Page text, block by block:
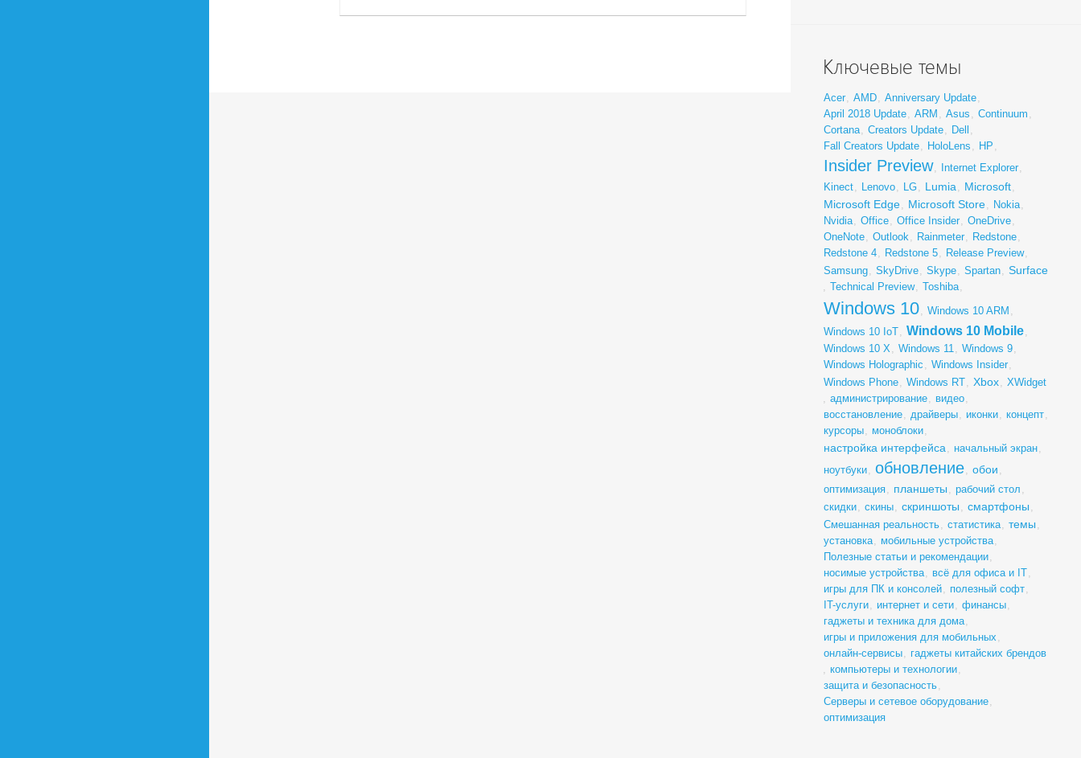
Ключевые темы
Acer, AMD, Anniversary Update,
April 2018 Update, ARM , Asus , Continuum ,
Cortana, Creators Update, Dell ,
Fall Creators Update, HoloLens , HP ,
Insider Preview, Internet Explorer,
Kinect, Lenovo, LG, Lumia, Microsoft,
Microsoft Edge, Microsoft Store, Nokia,
Nvidia, Office, Office Insider, OneDrive,
OneNote, Outlook, Rainmeter, Redstone,
Redstone 4, Redstone 5, Release Preview,
Samsung, SkyDrive, Skype, Spartan, Surface
, Technical Preview, Toshiba,
Windows 10, Windows 10 ARM ,
Windows 10 IoT, Windows 10 Mobile,
Windows 10 X, Windows 11, Windows 9,
Windows Holographic , Windows Insider,
Windows Phone, Windows RT, Xbox, XWidget
, администрирование, видео,
восстановление, драйверы, иконки, концепт,
курсоры, моноблоки,
настройка интерфейса, начальный экран,
ноутбуки, обновление, обои ,
оптимизация, планшеты , рабочий стол ,
скидки, скины, скриншоты , смартфоны ,
Смешанная реальность, статистика, темы ,
установка, мобильные устройства,
Полезные статьи и рекомендации,
носимые устройства, всё для офиса и IT,
игры для ПК и консолей, полезный софт,
IT-услуги, интернет и сети, финансы,
гаджеты и техника для дома,
игры и приложения для мобильных ,
онлайн-сервисы, гаджеты китайских брендов
, компьютеры и технологии,
защита и безопасность,
Серверы и сетевое оборудование,
оптимизация